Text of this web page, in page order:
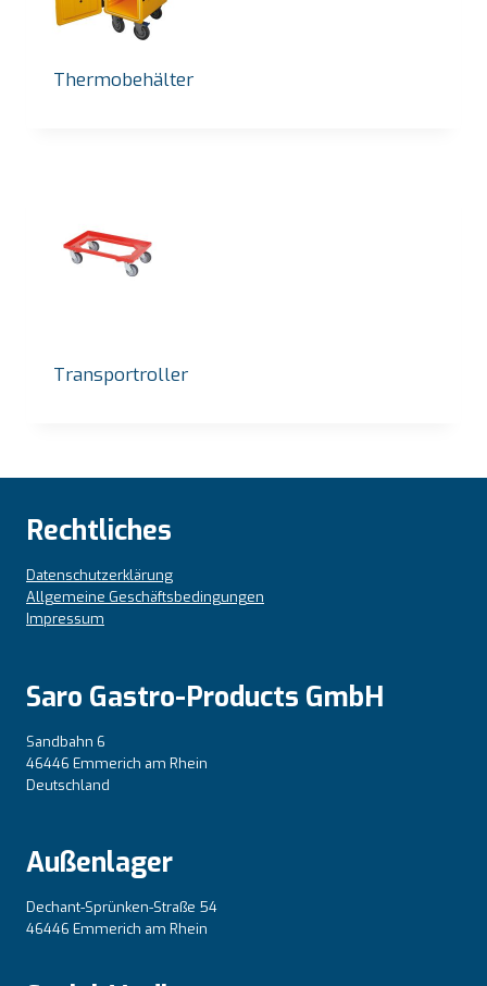
Thermobehälter
Transportroller
Rechtliches
Datenschutzerklärung
Allgemeine Geschäftsbedingungen
Impressum
Saro Gastro-Products GmbH
Sandbahn 6
46446 Emmerich am Rhein
Deutschland
Außenlager
Dechant-Sprünken-Straße 54
46446 Emmerich am Rhein